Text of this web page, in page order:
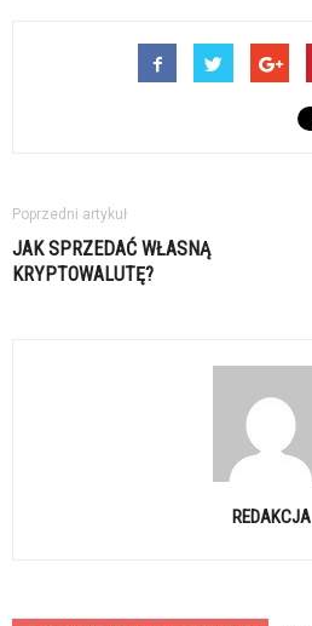
Poprzedni artykuł
JAK SPRZEDAĆ WŁASNĄ
KRYPTOWALUTĘ?
REDAKCJA